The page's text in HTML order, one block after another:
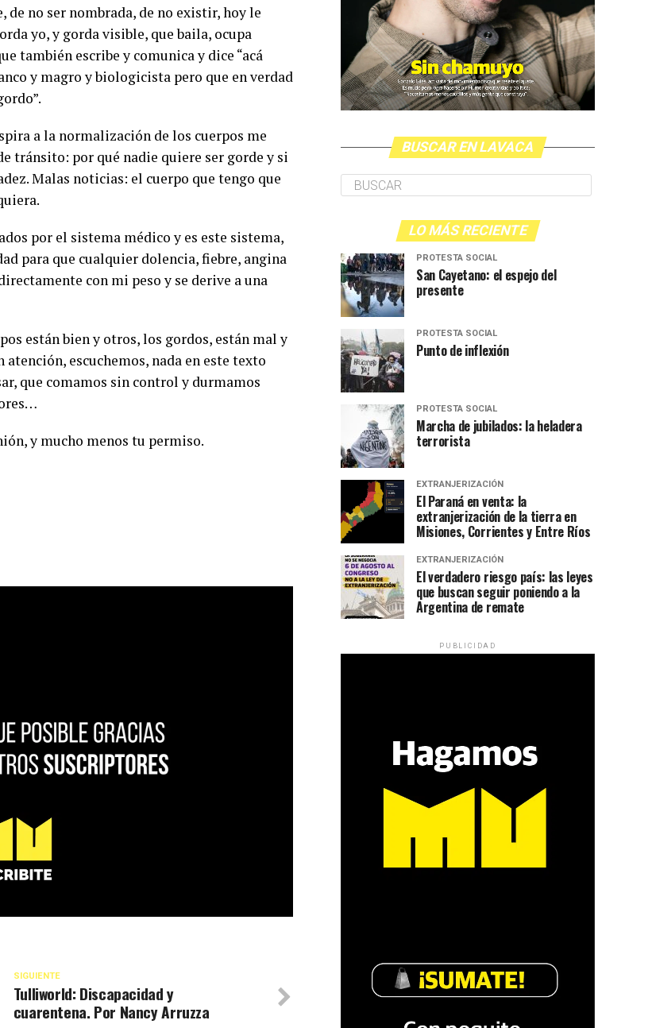
no ser nombrada, de no existir, hoy le
yo, y gorda visible, que baila, ocupa
también escribe y comunica y dice “acá
y magro y biologicista pero que en verdad
a la normalización de los cuerpos me
tránsito: por qué nadie quiere ser gorde y si
Malas noticias: el cuerpo que tengo que
por el sistema médico y es este sistema,
para que cualquier dolencia, fiebre, angina
con mi peso y se derive a una
están bien y otros, los gordos, están mal y
escuchemos, nada en este texto
que comamos sin control y durmamos
y mucho menos tu permiso.
SIGUIENTE
Tulliworld: Discapacidad y
cuarentena. Por Nancy Arruzza
BUSCAR EN LAVACA
LO MÁS RECIENTE
PROTESTA SOCIAL
San Cayetano: el espejo del
presente
PROTESTA SOCIAL
Punto de inflexión
PROTESTA SOCIAL
Marcha de jubilados: la heladera
terrorista
EXTRANJERIZACIÓN
El Paraná en venta: la
extranjerización de la tierra en
Misiones, Corrientes y Entre Ríos
EXTRANJERIZACIÓN
El verdadero riesgo país: las leyes
que buscan seguir poniendo a la
Argentina de remate
PUBLICIDAD